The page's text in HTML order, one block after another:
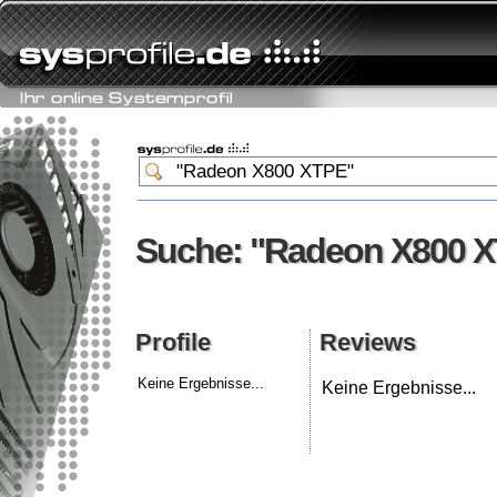
Suche: "Radeon X800
Suche: "Radeon X800
Profile
Profile
Keine Ergebnisse...
Reviews
Reviews
Keine Ergebnisse...